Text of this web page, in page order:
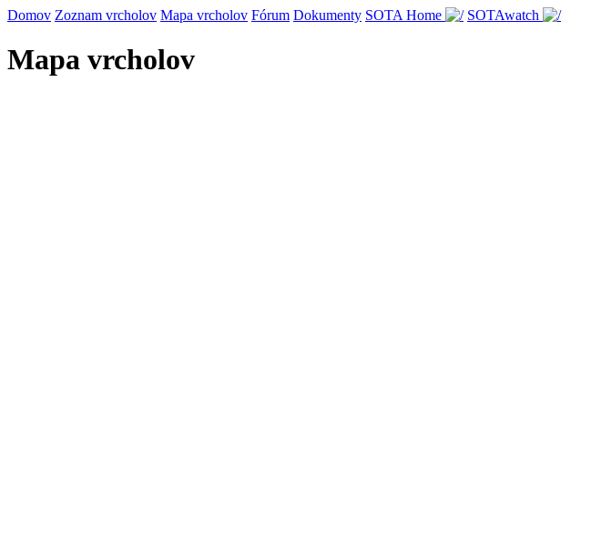
Domov Zoznam vrcholov Mapa vrcholov Fórum Dokumenty SOTA Home SOTAwatch
Mapa vrcholov